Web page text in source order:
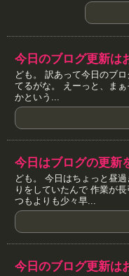
今日のブログ更新は
ども。 訳あって今日のブ
てるがな。 えーっと、ま
かという...
今日はブログの更新
ども。 今日はちょっと昼
りをしていたんで 作業が
つもよりも少々早...
今日のブログ更新は